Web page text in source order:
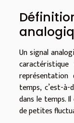
Un signal
représentation
temps, c’est-
dans le temps.
de petites